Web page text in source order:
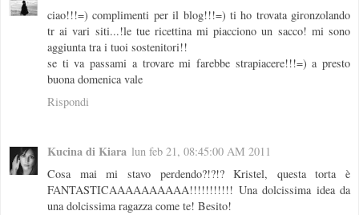
ciao!!!=) complimenti per il blog!!!=) ti ho trovata gironzolando
tr ai vari siti...!le tue ricettina mi piacciono un sacco! mi sono
aggiunta tra i tuoi sostenitori!!
se ti va passami a trovare mi farebbe strapiacere!!!=) a presto
buona domenica vale
Rispondi
Kucina di Kiara lun feb 21, 08:45:00 AM 2011
Cosa mai mi stavo perdendo?!?!? Kristel, questa torta è
FANTASTICAAAAAAAAAA!!!!!!!!!!! Una dolcissima idea da
una dolcissima ragazza come te! Besito!